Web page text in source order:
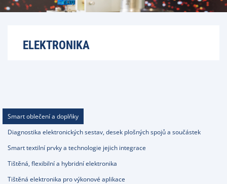
ELEKTRONIKA
Smart oblečení a doplňky
Diagnostika elektronických sestav, desek plošných spojů a součástek
Smart textilní prvky a technologie jejich integrace
Tištěná, flexibilní a hybridní elektronika
Tištěná elektronika pro výkonové aplikace